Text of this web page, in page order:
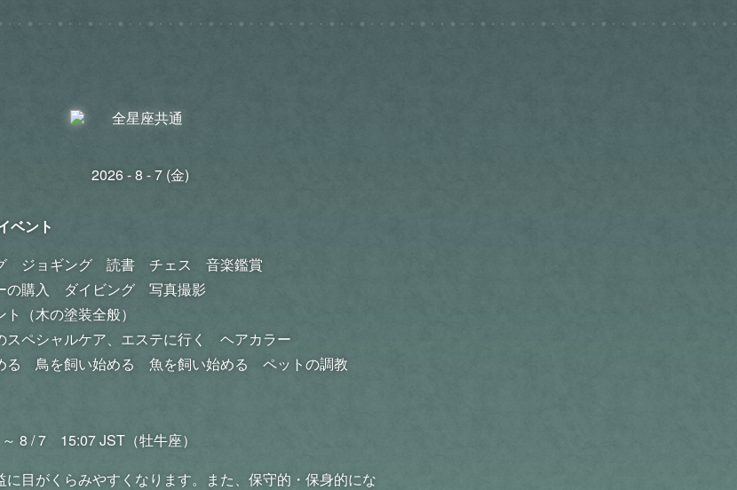
2026 - 8 - 7 (金)
ベント
ジョギング 読書 チェス
音楽鑑賞
の購入
ダイビング
写真撮影
（木の塗装全般）
スペシャルケア、エステに行く
ヘアカラー
る
鳥を飼い始める 魚を飼い始める
ペットの調教
8 / 7 15:07 JST（牡牛座）
に目がくらみやすくなります。また、保守的・保身的にな